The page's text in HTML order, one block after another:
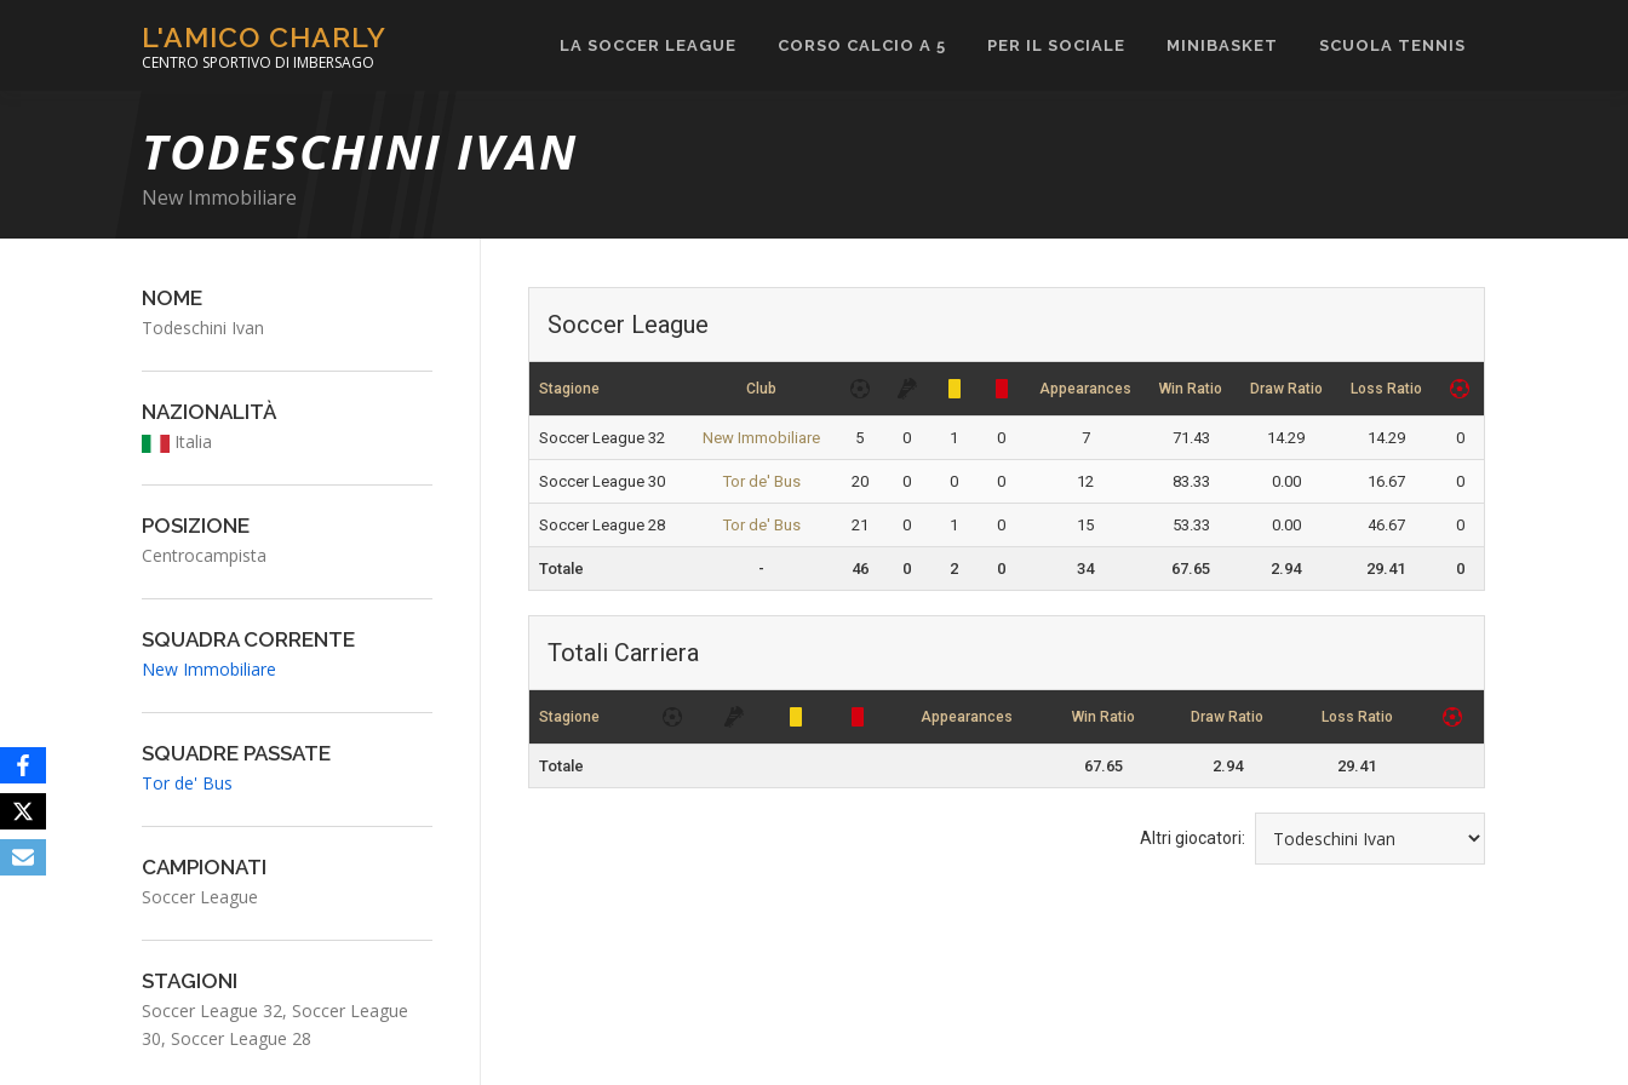
L'AMICO CHARLY
CENTRO SPORTIVO DI IMBERSAGO
LA SOCCER LEAGUE CORSO CALCIO A 5 PER IL SOCIALE MINIBASKET SCUOLA TENNIS
TODESCHINI IVAN
New Immobiliare
Soccer League
Stagione Club Appearances Win Ratio Draw Ratio Loss Ratio
Soccer League 32 New Immobiliare 5 0 1 0 7 71.43 14.29 14.29 0
Soccer League 30 Tor de' Bus 20 0 0 0 12 83.33 0.00 16.67 0
Soccer League 28 Tor de' Bus 21 0 1 0 15 53.33 0.00 46.67 0
Totale - 46 0 2 0 34 67.65 2.94 29.41 0
Totali Carriera
Stagione Appearances Win Ratio Draw Ratio Loss Ratio
Totale 67.65 2.94 29.41
Altri giocatori:
NOME
Todeschini Ivan
NAZIONALITÀ
Italia
POSIZIONE
Centrocampista
SQUADRA CORRENTE
New Immobiliare
SQUADRE PASSATE
Tor de' Bus
CAMPIONATI
Soccer League
STAGIONI
Soccer League 32, Soccer League
30, Soccer League 28